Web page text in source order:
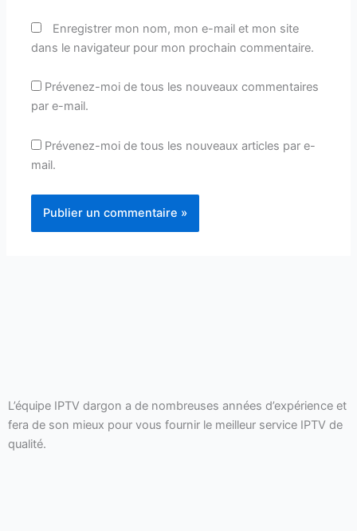
Enregistrer mon nom, mon e-mail et mon site
dans le navigateur pour mon prochain commentaire.
Prévenez-moi de tous les nouveaux commentaires
par e-mail.
Prévenez-moi de tous les nouveaux articles par e-
mail.
L’équipe IPTV dargon a de nombreuses années d’expérience et
fera de son mieux pour vous fournir le meilleur service IPTV de
qualité.‌‌‌‌‌